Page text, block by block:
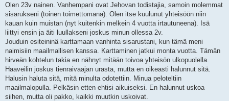
t
i
Olen 23v nainen. Vanhempani ovat Jehovan todistajia, samoin molemmat
sisarukseni (toinen toimettomana). Olen itse kuulunut yhteisöön niin
kauan kuin muistan (nyt kuitenkin melkein 4 vuotta irtautuneena). Isä
liittyi ensin ja äiti luullakseni joskus minun ollessa 2v.
Jouduin esiteininä karttamaan vanhinta sisarustani, kun tämä meni
naimisiin maailmallisen kanssa. Karttaminen jatkui monta vuotta. Tämän
hirveän kohtelun takia en nähnyt mitään toivoa yhteisön ulkopuolella.
Haaveilin joskus tienraivaajan urasta, mutta en oikeasti halunnut sitä.
Halusin haluta sitä, mitä minulta odotettiin. Minua peloteltiin
maailmalopulla. Pelkäsin etten ehtisi aikuiseksi. En halunnut uskoa
siihen, mutta oli pakko, kaikki muutkin uskoivat.